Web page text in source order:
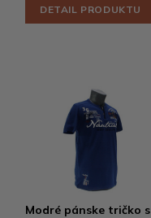
DETAIL PRODUKTU
Modré pánske tričko s